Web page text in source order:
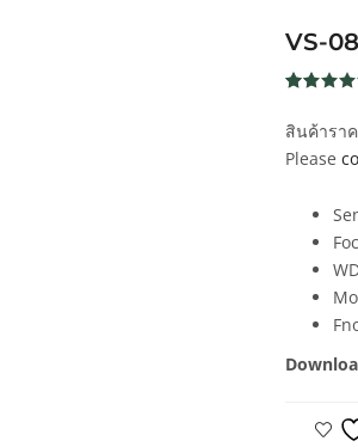
VS-
5 จาก 5
คะแนน
เต็มบน
ของลูกค้า
สินค้ารา
Please